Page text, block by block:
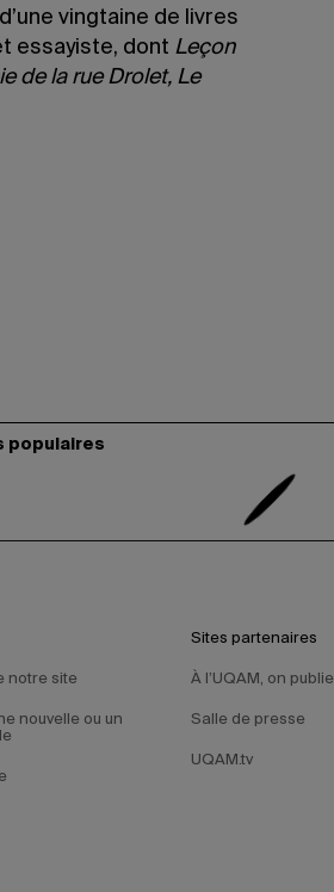
vingtaine de livres
essayiste, dont Leçon
de la rue Drolet, Le
populaires
notre site
nouvelle ou un
Sites partenaires
À l’UQAM, on publie
Salle de presse
UQAM.tv